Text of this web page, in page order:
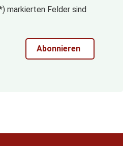
markierten Felder sind
Abonnieren